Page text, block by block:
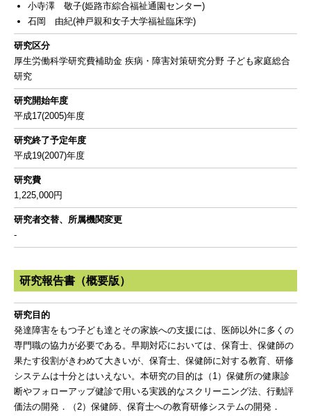
小寺澤 敬子(姫路市綜合福祉通園センター)
石岡 由紀(神戸親和女子大学福祉臨床学)
研究区分
厚生労働科学研究費補助金 疾病・障害対策研究分野 子ども家庭総合
研究
研究開始年度
平成17(2005)年度
研究終了予定年度
平成19(2007)年度
研究費
1,225,000円
研究者交替、所属機関変更
-
研究報告書（概要版）
研究目的
発達障害をもつ子ども達とその家族への支援には、医師以外に多くの
専門職の協力が必要である。早期対応においては、保育士、保健師の
果たす役割がきわめて大きいが、保育士、保健師に対する教育、研修
システムは十分とはいえない。本研究の目的は（1）保健所の健康診
断やフォローアップ健診で用いる実践的なスクリーニング法、行動評
価法の開発．（2）保健師、保育士への教育研修システムの開発．